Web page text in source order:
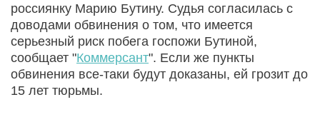
россиянку Марию Бутину. Судья согласилась с
доводами обвинения о том, что имеется
серьезный риск побега госпожи Бутиной,
сообщает "Коммерсант". Если же пункты
обвинения все-таки будут доказаны, ей грозит до
15 лет тюрьмы.